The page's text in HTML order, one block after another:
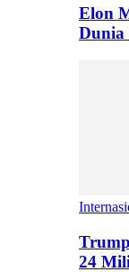
Elon
Dunia
24